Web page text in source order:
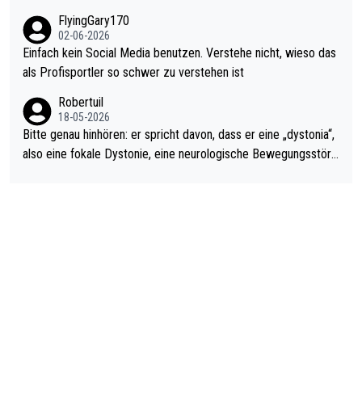
el hat.
s Leben in den Griff kriegen. Nur eins wundert mich: Luke Little
r war doch neulich erst derjenige, der über Social Media GvV p
rovoziert hat. Und Littlers Mutter schießt öfters mal gegen Ric
FlyingGary170
02-06-2026
Einfach kein Social Media benutzen. Verstehe nicht, wieso das
als Profisportler so schwer zu verstehen ist
Robertuil
18-05-2026
Bitte genau hinhören: er spricht davon, dass er eine „dystonia“,
also eine fokale Dystonie, eine neurologische Bewegungsstöru